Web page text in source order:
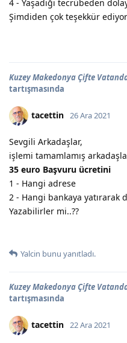
4 - Yaşadığı tecrübeden
Şimdiden çok teşekkür
Kuzey Makedonya Çifte
tartışmasında
tacettin 26 Ara 2021
Sevgili Arkadaşlar,
işlemi tamamlamış
35 euro Başvuru ücretini
1 - Hangi adrese
2 - Hangi bankaya yatırarak
Yazabilirler mi..??
Yalcin bunu yanıtladı.
Kuzey Makedonya Çifte
tartışmasında
tacettin 22 Ara 2021